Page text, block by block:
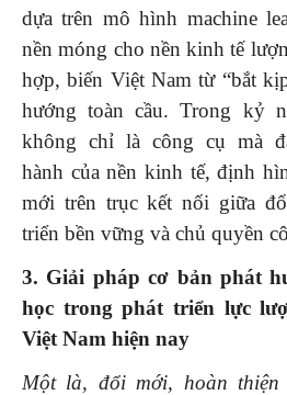
dựa trên mô hình machine
nền móng cho nền kinh tế
hợp, biến Việt Nam từ “bắt
hướng toàn cầu. Trong kỷ
không chỉ là công cụ mà
hành của nền kinh tế, định
mới trên trục kết nối giữa
triển bền vững và chủ quyền
3. Giải pháp cơ bản phát
học trong phát triển lực
Việt Nam hiện nay
Một là, đổi mới, hoàn thiện